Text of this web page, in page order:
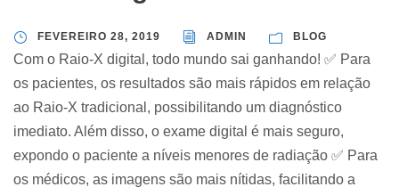
FEVEREIRO 28, 2019 ADMIN BLOG
Com o Raio-X digital, todo mundo sai ganhando! ✅ Para
os pacientes, os resultados são mais rápidos em relação
ao Raio-X tradicional, possibilitando um diagnóstico
imediato. Além disso, o exame digital é mais seguro,
expondo o paciente a níveis menores de radiação ✅ Para
os médicos, as imagens são mais nítidas, facilitando a